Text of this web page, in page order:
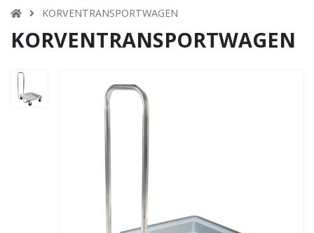
KORVENTRANSPORTWAGEN
KORVENTRANSPORTWAGEN